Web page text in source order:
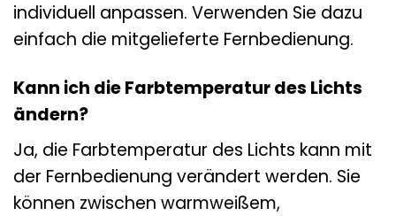
individuell anpassen. Verwenden Sie dazu
einfach die mitgelieferte Fernbedienung.
Kann ich die Farbtemperatur des Lichts
ändern?
Ja, die Farbtemperatur des Lichts kann mit
der Fernbedienung verändert werden. Sie
können zwischen warmweißem,